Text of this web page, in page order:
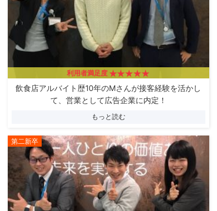
利用者満足度
飲食店アルバイト歴10年のMさんが接客経験を活かし
て、営業として広告企業に内定！
もっと読む
第二新卒